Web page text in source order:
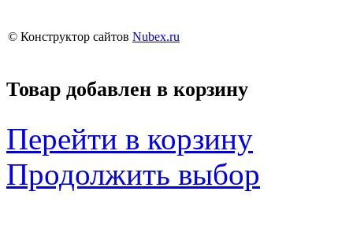
© Конструктор сайтов Nubex.ru
Товар добавлен в корзину
Перейти в корзину
Продолжить выбор